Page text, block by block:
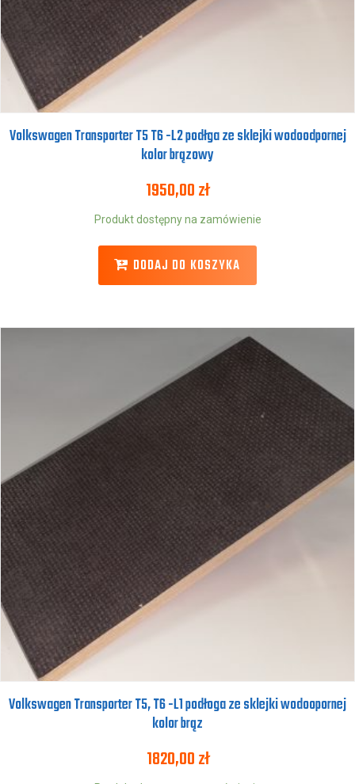
Volkswagen Transporter T5 T6 -L2 podłga ze sklejki wodoodpornej
kolor brązowy
1950,00zł
Produkt dostępny na zamówienie
DODAJ DO KOSZYKA
Volkswagen Transporter T5, T6 -L1 podłoga ze sklejki wodoopornej
kolor brąz
1820,00zł